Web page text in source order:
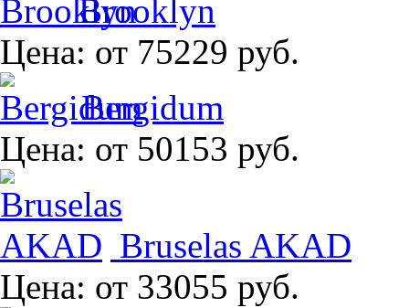
Brooklyn
Цена: от 75229 руб.
Bergidum
Цена: от 50153 руб.
Bruselas AKAD
Цена: от 33055 руб.